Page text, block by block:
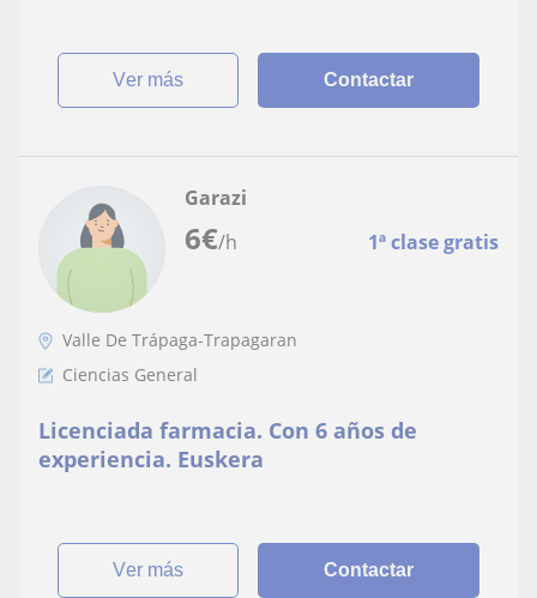
ver más Contactar
6€/h 1ª clase gratis
Garazi
Valle De Trápaga-Trapagaran
Ciencias General
Licenciada farmacia. Con 6 años de
experiencia. Euskera
ver más Contactar